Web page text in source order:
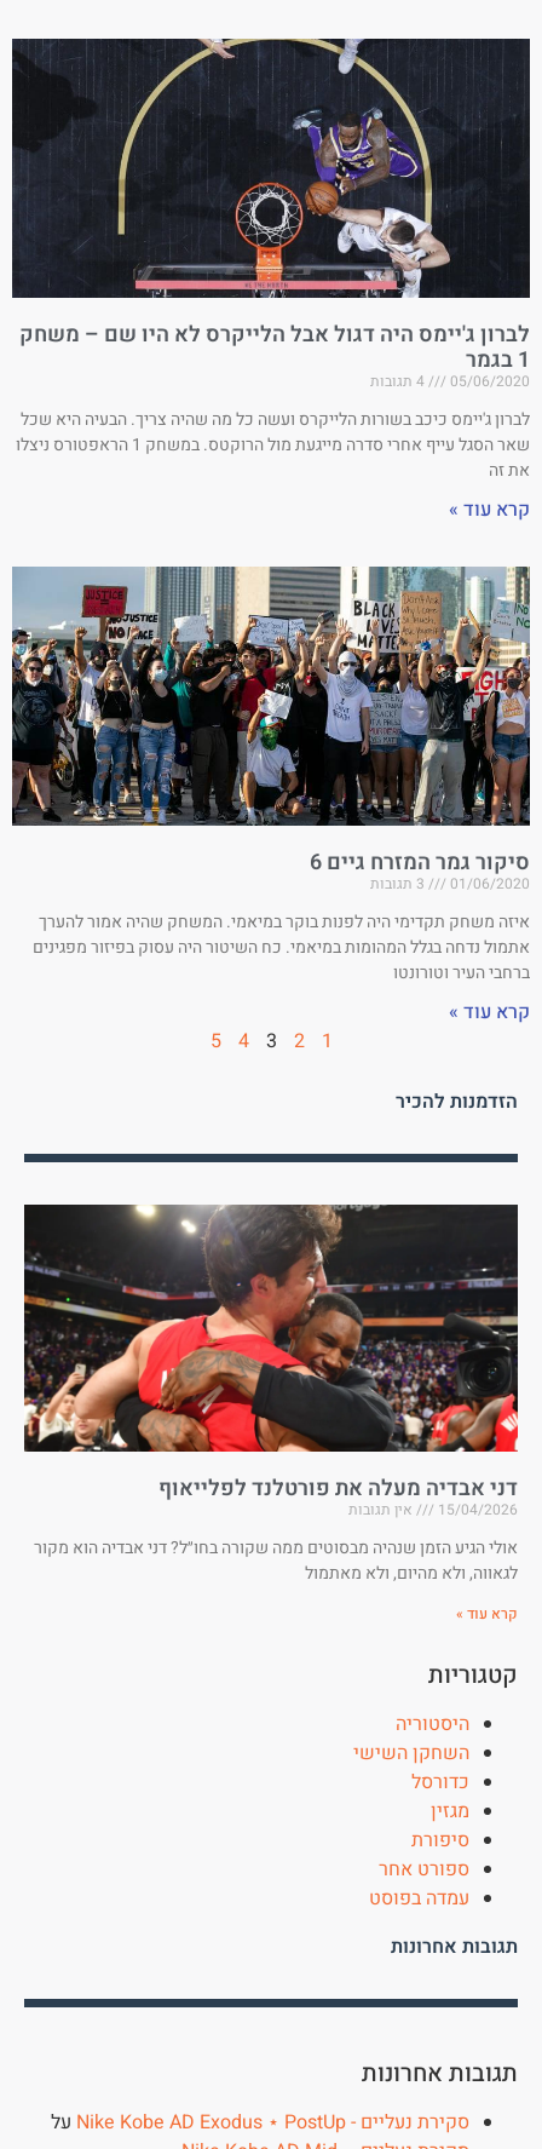
לברון ג'יימס היה דגול אבל הלייקרס לא היו שם – משחק
1 בגמר
05/06/2020
לברון ג'יימס כיכב בשורות הלייקרס ועשה כל מה שהיה צריך. הבעיה היא שכל
שאר הסגל עייף אחרי סדרה מייגעת מול הרוקטס. במשחק 1 הראפטורס ניצלו
את זה
קרא עוד »
סיקור גמר המזרח גיים 6
01/06/2020
איזה משחק תקדימי היה לפנות בוקר במיאמי. המשחק שהיה אמור להערך
אתמול נדחה בגלל המהומות במיאמי. כח השיטור היה עסוק בפיזור מפגינים
ברחבי העיר וטורונטו
קרא עוד »
1
2
3
4
5
הזדמנות להכיר
דני אבדיה מעלה את פורטלנד לפלייאוף
15/04/2026 אין תגובות
אולי הגיע הזמן שנהיה מבסוטים ממה שקורה בחו״ל? דני אבדיה הוא מקור
לגאווה, ולא מהיום, ולא מאתמול
קרא עוד »
קטגוריות
היסטוריה
השחקן השישי
כדורסל
מגזין
סיפורת
ספורט אחר
עמדה בפוסט
תגובות אחרונות
תגובות אחרונות
סקירת נעליים - Nike Kobe AD Exodus ⋆ PostUp
על